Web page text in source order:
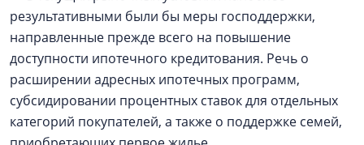
результативными были бы меры господдержки,
направленные прежде всего на повышение
доступности ипотечного кредитования. Речь о
расширении адресных ипотечных программ,
субсидировании процентных ставок для отдельных
категорий покупателей, а также о поддержке семей,